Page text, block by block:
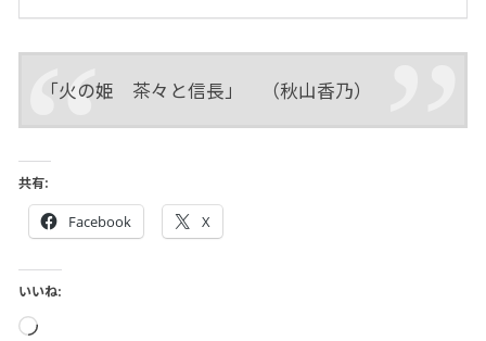
「火の姫 茶々と信長」 （秋山香乃）
共有:
Facebook X
いいね:
読